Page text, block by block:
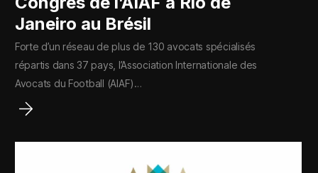
Janeiro au Brésil
Forte d’un réseau de plus de 130 avocats spécialisés
répartis dans 37 pays, l’Association Internationale des
Avocats du Football (AIAF)…